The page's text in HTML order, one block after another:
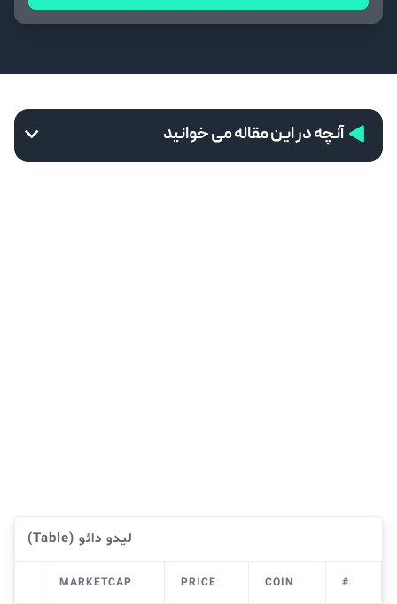
آنچه در این مقاله می خوانید
لیدو دائو (Table)
#
COIN
PRICE
MARKETCAP